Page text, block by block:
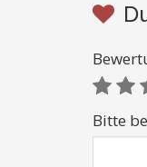
Bitte